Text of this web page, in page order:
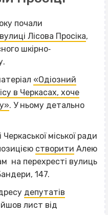
почали
Лісова Просіка,
шкірно‐
«Одіозний
в Черкасах, хоче
. У ньому детально
міської ради
створити Алею
на перехресті вулиць
147.
депутатів
лист від